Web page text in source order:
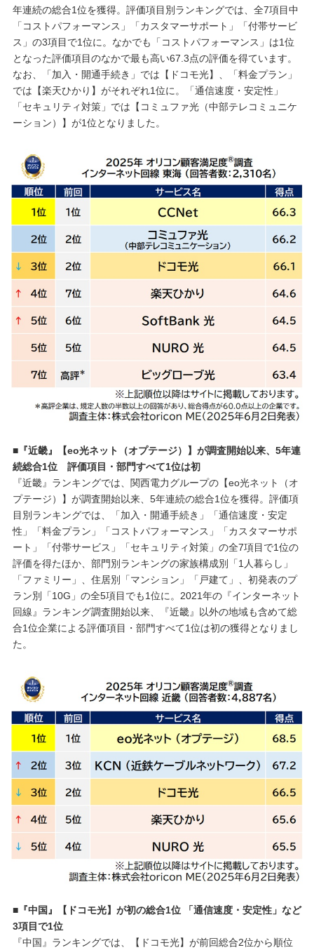
年連続の総合1位を獲得。評価項目別ランキングでは、全7項目中
「コストパフォーマンス」「カスタマーサポート」「付帯サービ
ス」の3項目で1位に。なかでも「コストパフォーマンス」は1位
となった評価項目のなかで最も高い67.3点の評価を得ています。
なお、「加入・開通手続き」では【ドコモ光】、「料金プラン」
では【楽天ひかり】がそれぞれ1位に。「通信速度・安定性」
「セキュリティ対策」では【コミュファ光（中部テレコミュニケ
ーション）】が1位となりました。
■『近畿』【eo光ネット（オプテージ）】が調査開始以来、5年連
続総合1位 評価項目・部門すべて1位は初
『近畿』ランキングでは、関西電力グループの【eo光ネット（オ
プテージ）】が調査開始以来、5年連続の総合1位を獲得。評価項
目別ランキングでは、「加入・開通手続き」「通信速度・安定
性」「料金プラン」「コストパフォーマンス」「カスタマーサポ
ート」「付帯サービス」「セキュリティ対策」の全7項目で1位の
評価を得たほか、部門別ランキングの家族構成別「1人暮らし」
「ファミリー」、住居別「マンション」「戸建て」、初発表のプ
ラン別「10G」の全5項目でも1位に。2021年の『インターネット
回線』ランキング調査開始以来、『近畿』以外の地域も含めて総
合1位企業による評価項目・部門すべて1位は初の獲得となりまし
た。
■『中国』【ドコモ光】が初の総合1位 「通信速度・安定性」など
3項目で1位
『中国』ランキングでは、【ドコモ光】が前回総合2位から順位